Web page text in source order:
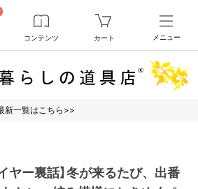
コンテンツ カート メニュー
新一覧はこちら>>
イヤー裏話】冬が来るたび、出番